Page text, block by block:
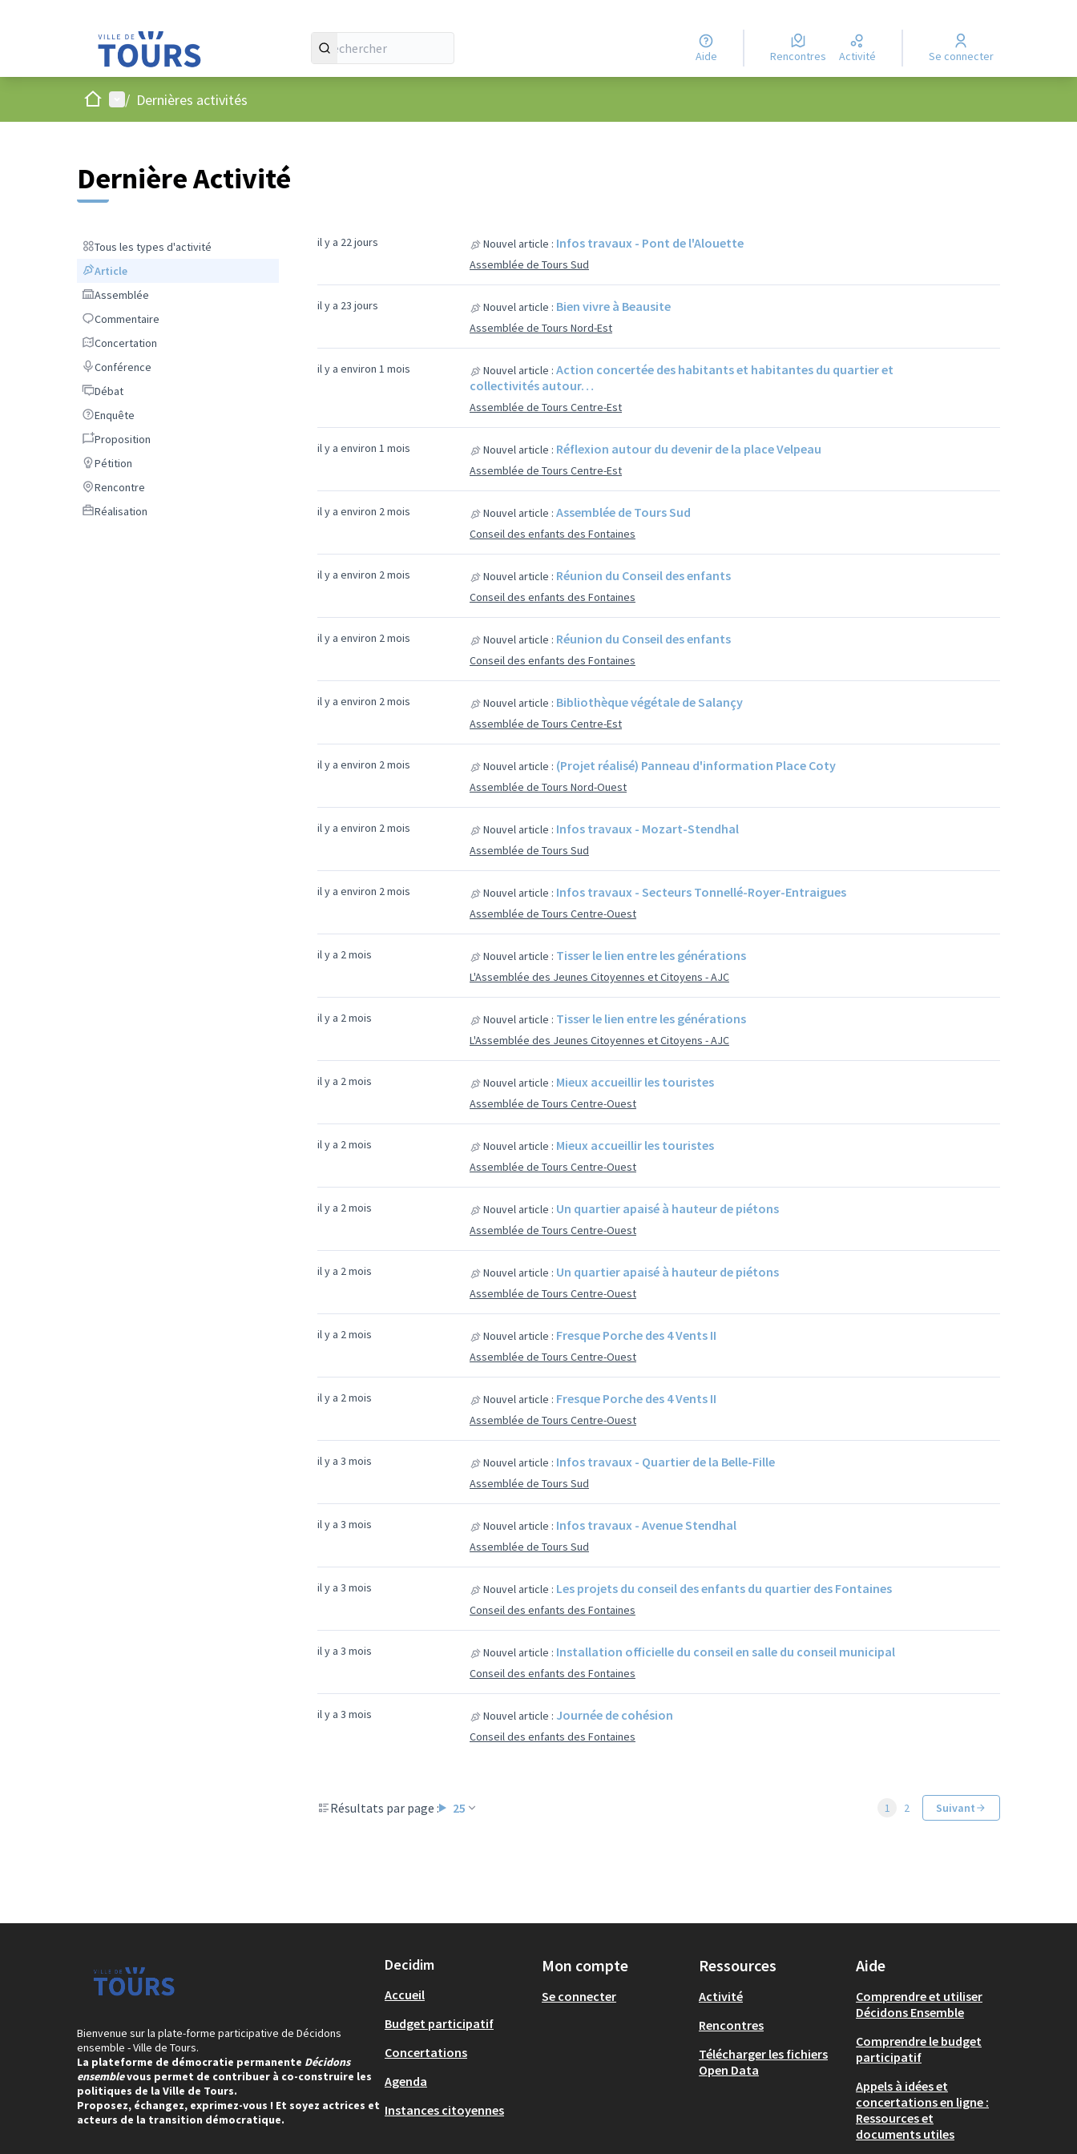
Aide Rencontres Activité Se connecter
AccueilMenu principal
/ Dernières activités
Dernière Activité
Tous les types d'activité
Tous les types d'activité
ArticleArticle
Assemblée
Assemblée
Commentaire
Commentaire
Concertation
Concertation
Conférence
Conférence
DébatDébat
Enquête
Enquête
Proposition
Proposition
Pétition
Pétition
Rencontre
Rencontre
Réalisation
Réalisation
il y a 22 jours Nouvel article : Infos travaux - Pont de l'Alouette
Assemblée de Tours Sud
il y a 23 jours Nouvel article : Bien vivre à Beausite
Assemblée de Tours Nord-Est
il y a environ 1 mois Nouvel article : Action concertée des habitants et habitantes du quartier et
collectivités autour…
Assemblée de Tours Centre-Est
il y a environ 1 mois Nouvel article : Réflexion autour du devenir de la place Velpeau
Assemblée de Tours Centre-Est
il y a environ 2 mois Nouvel article : Assemblée de Tours Sud
Conseil des enfants des Fontaines
il y a environ 2 mois Nouvel article : Réunion du Conseil des enfants
Conseil des enfants des Fontaines
il y a environ 2 mois Nouvel article : Réunion du Conseil des enfants
Conseil des enfants des Fontaines
il y a environ 2 mois Nouvel article : Bibliothèque végétale de Salançy
Assemblée de Tours Centre-Est
il y a environ 2 mois Nouvel article : (Projet réalisé) Panneau d'information Place Coty
Assemblée de Tours Nord-Ouest
il y a environ 2 mois Nouvel article : Infos travaux - Mozart-Stendhal
Assemblée de Tours Sud
il y a environ 2 mois Nouvel article : Infos travaux - Secteurs Tonnellé-Royer-Entraigues
Assemblée de Tours Centre-Ouest
il y a 2 mois Nouvel article : Tisser le lien entre les générations
L'Assemblée des Jeunes Citoyennes et Citoyens - AJC
il y a 2 mois Nouvel article : Tisser le lien entre les générations
L'Assemblée des Jeunes Citoyennes et Citoyens - AJC
il y a 2 mois Nouvel article : Mieux accueillir les touristes
Assemblée de Tours Centre-Ouest
il y a 2 mois Nouvel article : Mieux accueillir les touristes
Assemblée de Tours Centre-Ouest
il y a 2 mois Nouvel article : Un quartier apaisé à hauteur de piétons
Assemblée de Tours Centre-Ouest
il y a 2 mois Nouvel article : Un quartier apaisé à hauteur de piétons
Assemblée de Tours Centre-Ouest
il y a 2 mois Nouvel article : Fresque Porche des 4 Vents II
Assemblée de Tours Centre-Ouest
il y a 2 mois Nouvel article : Fresque Porche des 4 Vents II
Assemblée de Tours Centre-Ouest
il y a 3 mois Nouvel article : Infos travaux - Quartier de la Belle-Fille
Assemblée de Tours Sud
il y a 3 mois Nouvel article : Infos travaux - Avenue Stendhal
Assemblée de Tours Sud
il y a 3 mois Nouvel article : Les projets du conseil des enfants du quartier des Fontaines
Conseil des enfants des Fontaines
il y a 3 mois Nouvel article : Installation officielle du conseil en salle du conseil municipal
Conseil des enfants des Fontaines
il y a 3 mois Nouvel article : Journée de cohésion
Conseil des enfants des Fontaines
Résultats par page : 25 1 2 Suivant
Bienvenue sur la plate-forme participative de Décidons
ensemble - Ville de Tours.
La plateforme de démocratie permanente Décidons
ensemblevous permet de contribuer à co-construire les
politiques de la Ville de Tours.
Proposez, échangez, exprimez-vous ! Et soyez actrices et
acteurs de la transition démocratique.
Decidim
Accueil
Budget participatif
Concertations
Agenda
Instances citoyennes
Mon compte
Se connecter
Ressources
Activité
Rencontres
Télécharger les fichiers
Open Data
Aide
Comprendre et utiliser
Décidons Ensemble
Comprendre le budget
participatif
Appels à idées et
concertations en ligne :
Ressources et
documents utiles